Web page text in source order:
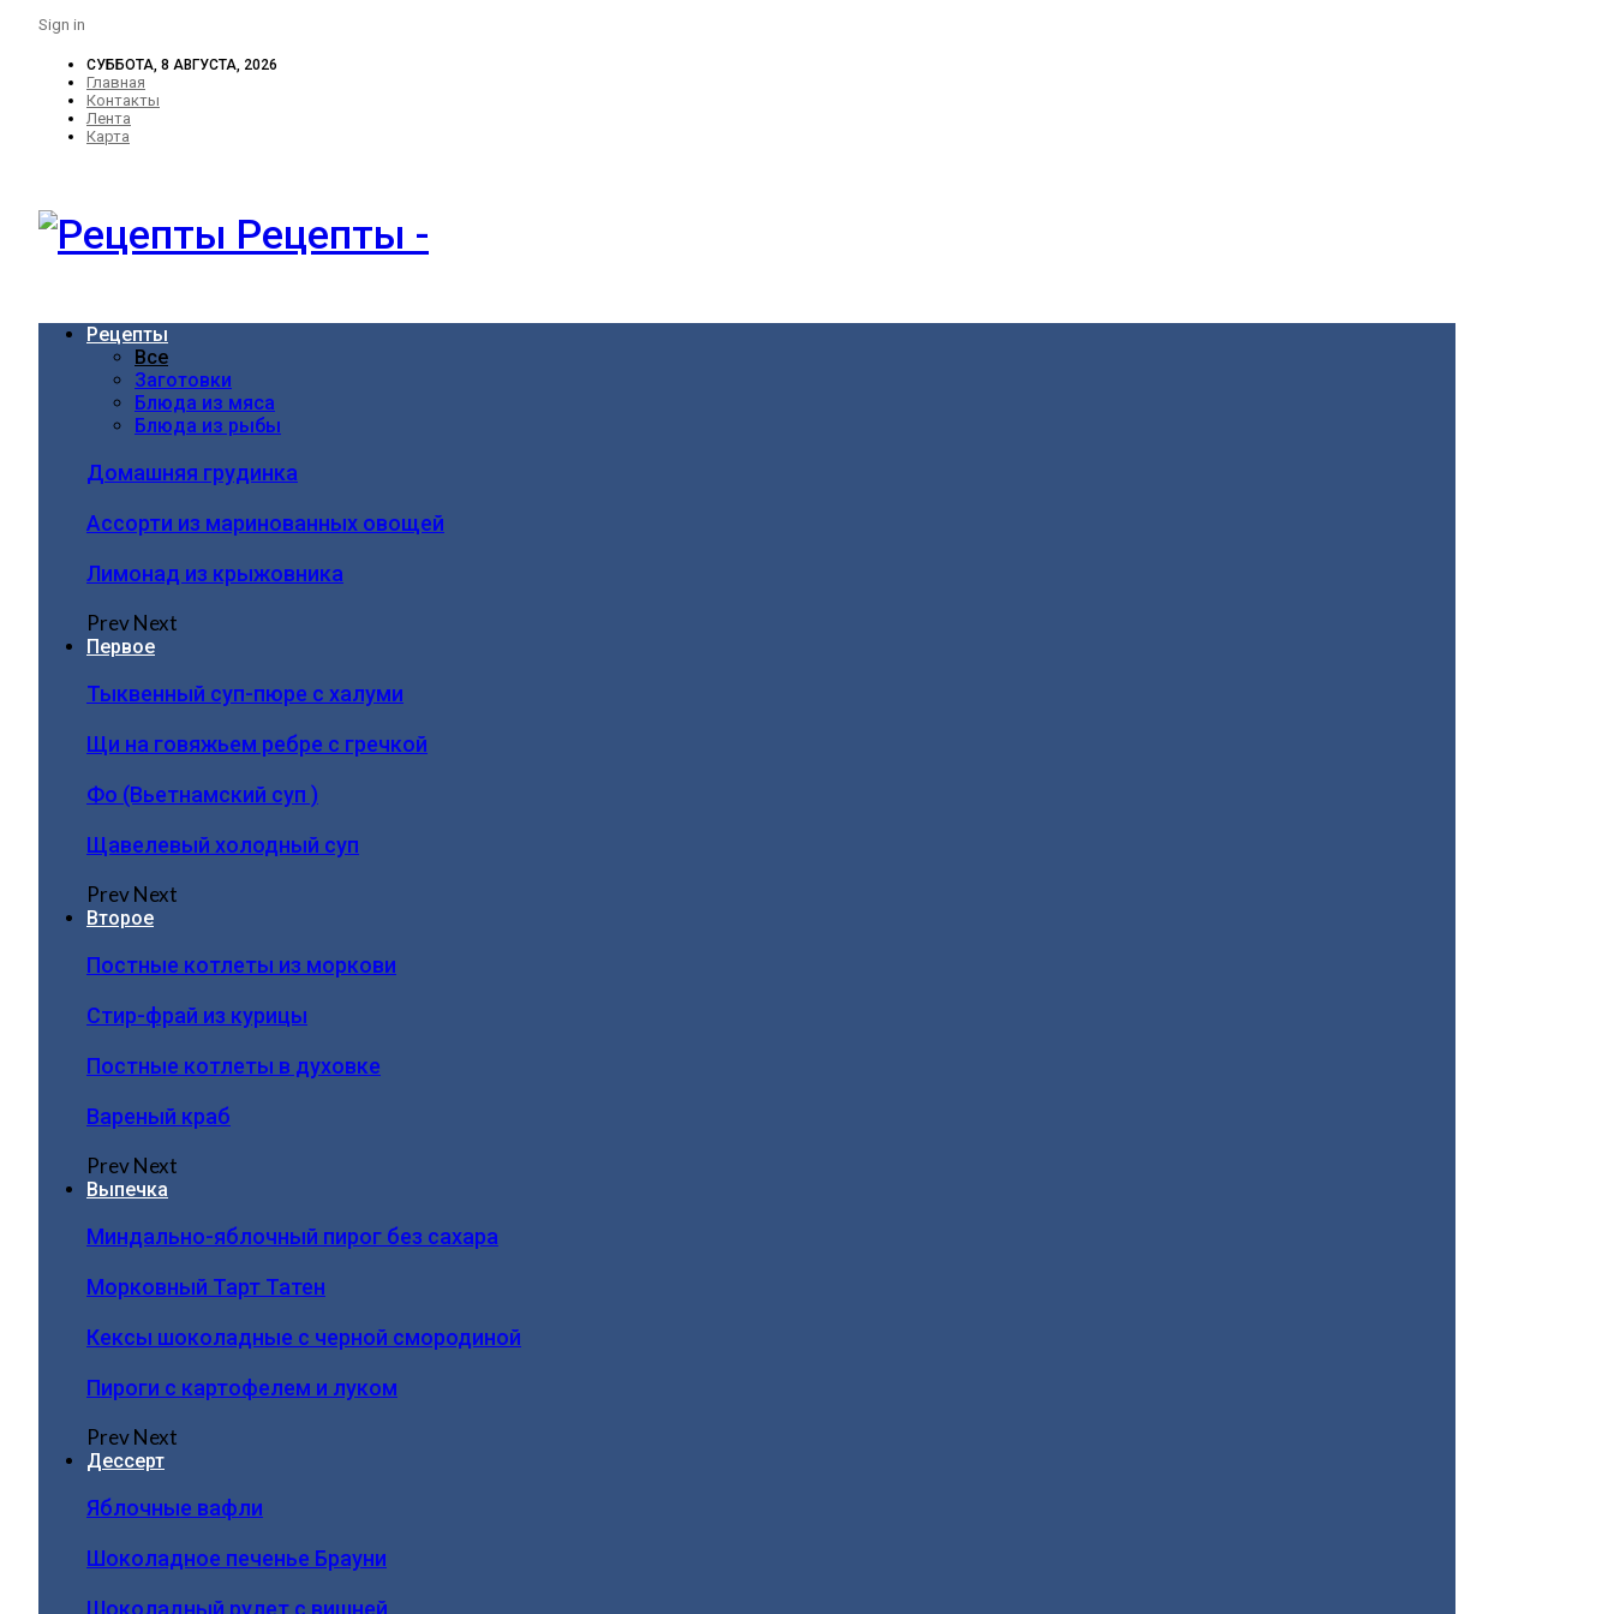
Sign in
СУББОТА, 8 АВГУСТА, 2026
Главная
Контакты
Лента
Карта
Рецепты -
Рецепты
Все
Заготовки
Блюда из мяса
Блюда из рыбы
Домашняя грудинка
Ассорти из маринованных овощей
Лимонад из крыжовника
PrevNext
Первое
Тыквенный суп-пюре с халуми
Щи на говяжьем ребре с гречкой
Фо (Вьетнамский суп )
Щавелевый холодный суп
PrevNext
Второе
Постные котлеты из моркови
Стир-фрай из курицы
Постные котлеты в духовке
Вареный краб
PrevNext
Выпечка
Миндально-яблочный пирог без сахара
Морковный Тарт Татен
Кексы шоколадные с черной смородиной
Пироги c картофелем и луком
PrevNext
Дессерт
Яблочные вафли
Шоколадное печенье Брауни
Шоколадный рулет с вишней